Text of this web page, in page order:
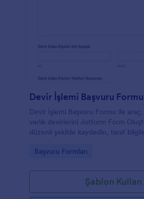
Devir İşlemi Başvuru Formu
Devir İşlemi Başvuru Formu ile
varlık devirlerini Jotform Form
düzenli şekilde kaydedin, taraf
gönderimi sürecini kolaylaştırın.
Go to Category:
Başvuru Formları
Şablon Kullan